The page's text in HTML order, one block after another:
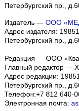
Петербургский пр.,
Издатель — ООО
Адрес издателя:
Петербургский пр.,
Редакция — ООО
Главный редактор —
Адрес редакции:
Петербургский пр.,
Телефон:+7 812 640-
Электронная почта: